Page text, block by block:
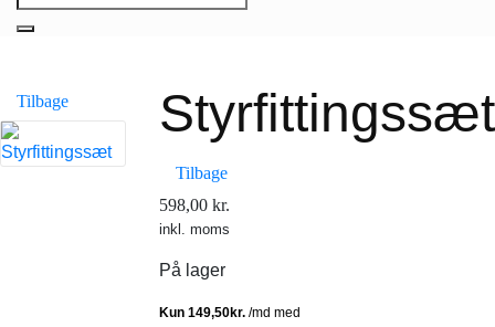
efter:
Tilbage Styrfittingssæt
Tilbage
598,00 kr.
inkl. moms
På lager